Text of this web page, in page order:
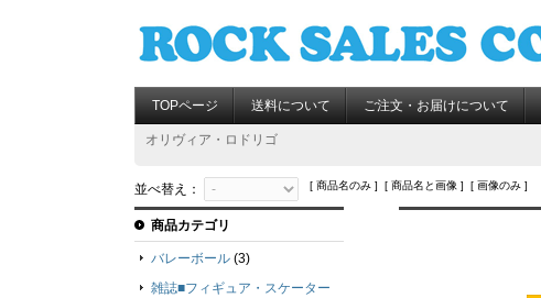
TOPページ 送料について ご注文・お届けについて
オリヴィア・ロドリゴ
並べ替え： [ 商品名のみ ] [ 商品名と画像 ] [ 画像のみ ]
商品カテゴリ
バレーボール (3)
雑誌■フィギュア・スケーター